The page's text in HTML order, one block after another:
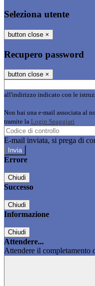
Seleziona utente
button close ×
Recupero password
button close ×
all'indirizzo indicato con le
Non hai una e-mail associata al
tramite la Login Spaggiari
E-mail inviata, si prega di
Errore
Chiudi
Successo
Chiudi
Informazione
Chiudi
Attendere...
Attendere il completamento